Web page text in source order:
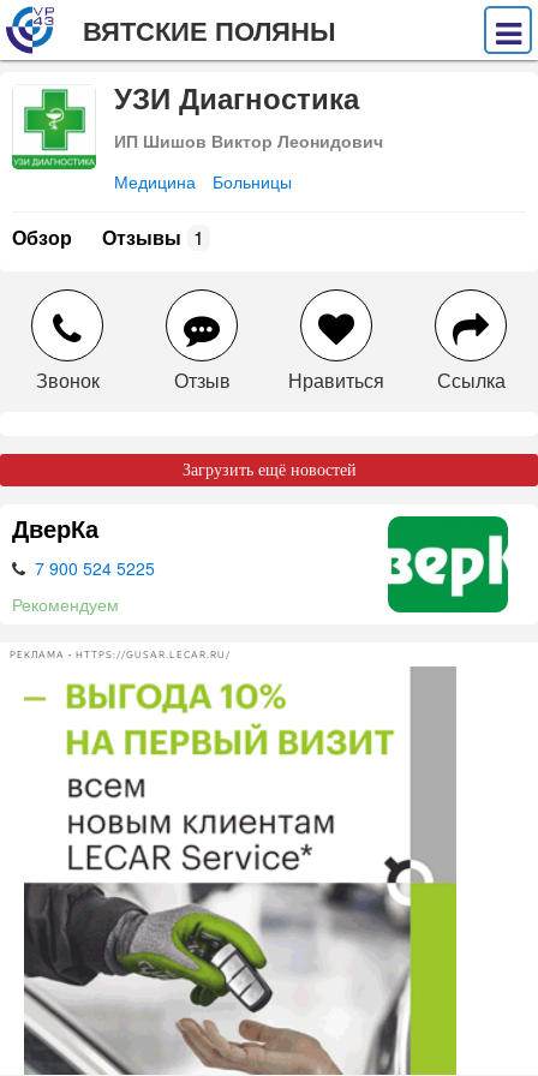
ВЯТСКИЕ ПОЛЯНЫ
УЗИ Диагностика
ИП Шишов Виктор Леонидович
Медицина Больницы
Обзор Отзывы 1
Звонок Отзыв Нравиться Ссылка
Загрузить ещё новостей
ДверКа
7 900 524 5225
Рекомендуем
РЕКЛАМА • HTTPS://GUSAR.LECAR.RU/